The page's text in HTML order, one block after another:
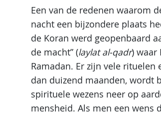
Een van de redenen waarom
nacht een bijzondere plaats
de Koran werd geopenbaard
de macht” (laylat al-qadr) waar
Ramadan. Er zijn vele rituelen
dan duizend maanden, wordt
spirituele wezens neer op
mensheid. Als men een wens